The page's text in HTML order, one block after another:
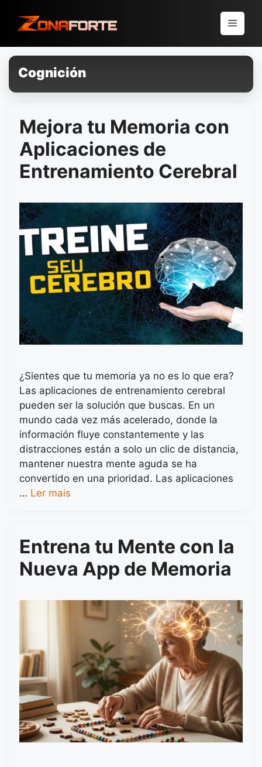
para
conteúdo
Menu
Cognición
Mejora tu Memoria con
Aplicaciones de
Entrenamiento Cerebral
¿Sientes que tu memoria ya no es lo que era?
Las aplicaciones de entrenamiento cerebral
pueden ser la solución que buscas. En un
mundo cada vez más acelerado, donde la
información fluye constantemente y las
distracciones están a solo un clic de distancia,
mantener nuestra mente aguda se ha
convertido en una prioridad. Las aplicaciones
… Ler mais
Entrena tu Mente con la
Nueva App de Memoria